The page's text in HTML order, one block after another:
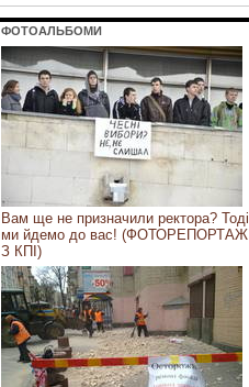
ФОТОАЛЬБОМИ
Вам ще не призначили ректора? Тоді
ми йдемо до вас! (ФОТОРЕПОРТАЖ
З КПІ)